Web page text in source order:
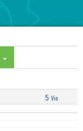
5 Vie